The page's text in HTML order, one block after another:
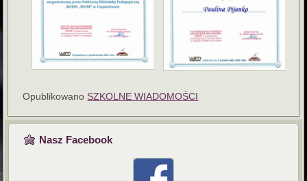
Opublikowano SZKOLNE WIADOMOŚCI
Nasz Facebook